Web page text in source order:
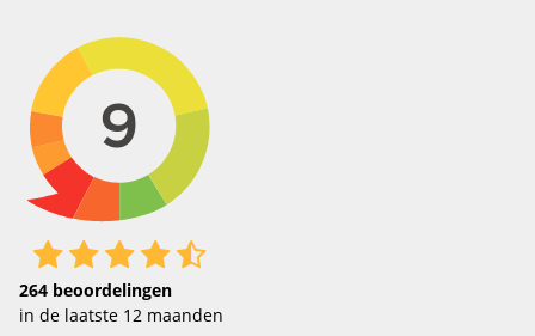
264 beoordelingen
in de laatste 12 maanden